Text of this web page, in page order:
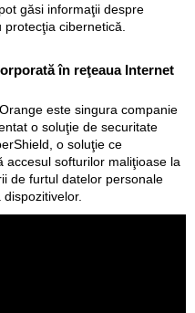
găsi informaţii despre
cibernetică.
în reţeaua Internet
este singura companie
o soluţie de securitate
o soluţie ce
softurilor maliţioase la
de furtul datelor personale